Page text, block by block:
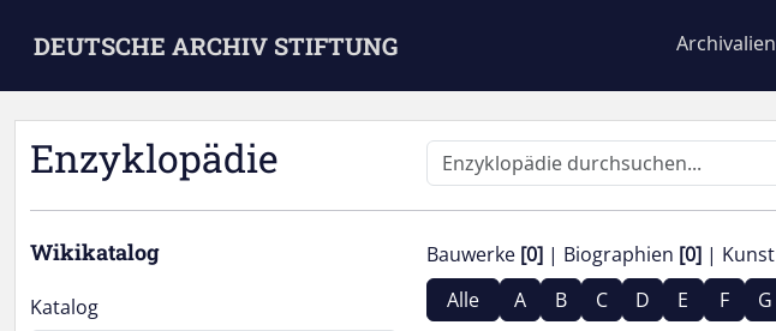
DEUTSCHE ARCHIV STIFTUNG Archivalien
Enzyklopädie
Wikikatalog
Katalog
Bauwerke [0] Biographien [0] Kunst
Alle
A B C D E F G